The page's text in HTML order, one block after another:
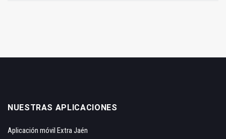
NUESTRAS APLICACIONES
Aplicación móvil Extra Jaén